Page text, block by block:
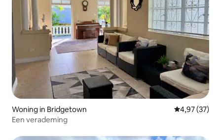
Woning in Bridgetown Gemiddelde
4,97 (37)
Een verademing